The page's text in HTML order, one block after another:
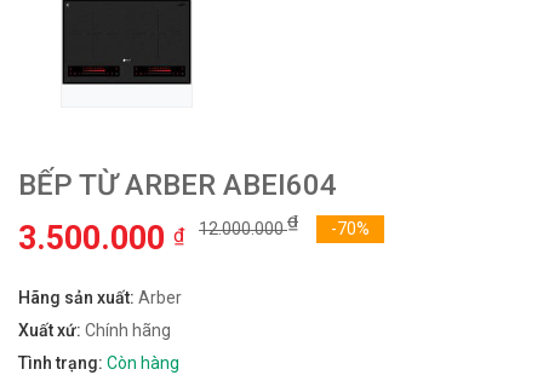
BẾP TỪ ARBER ABEI604
3.500.000 ₫ 12.000.000₫ -70%
Hãng sản xuất: Arber
Xuất xứ: Chính hãng
Tình trạng: Còn hàng